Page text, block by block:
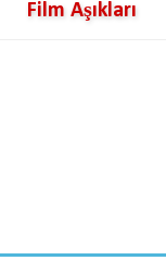
Film Aşıkları